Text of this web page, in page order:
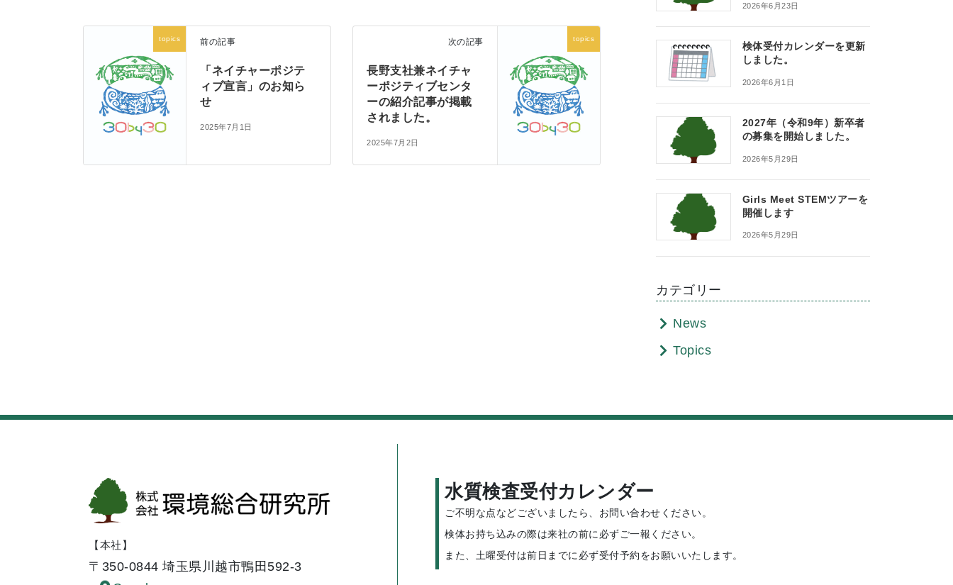
topics 前の記事
「ネイチャーポジテ
ィブ宣言」のお知ら
せ
2025年7月1日
topics
次の記事
長野支社兼ネイチャ
ーポジティブセンタ
ーの紹介記事が掲載
されました。
2025年7月2日
2026年6月23日
検体受付カレンダーを更新
しました。
2026年6月1日
2027年（令和9年）新卒者
の募集を開始しました。
2026年5月29日
Girls Meet STEMツアーを
開催します
2026年5月29日
カテゴリー
News
Topics
【本社】
〒350-0844 埼玉県川越市鴨田592-3
水質検査受付カレンダー
ご不明な点などございましたら、お問い合わせください。
検体お持ち込みの際は来社の前に必ずご一報ください。
また、土曜受付は前日までに必ず受付予約をお願いいたします。